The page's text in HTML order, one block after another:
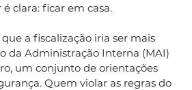
clara: ficar em casa.
a fiscalização iria ser mais
da Administração Interna (MAI)
um conjunto de orientações
Quem violar as regras do